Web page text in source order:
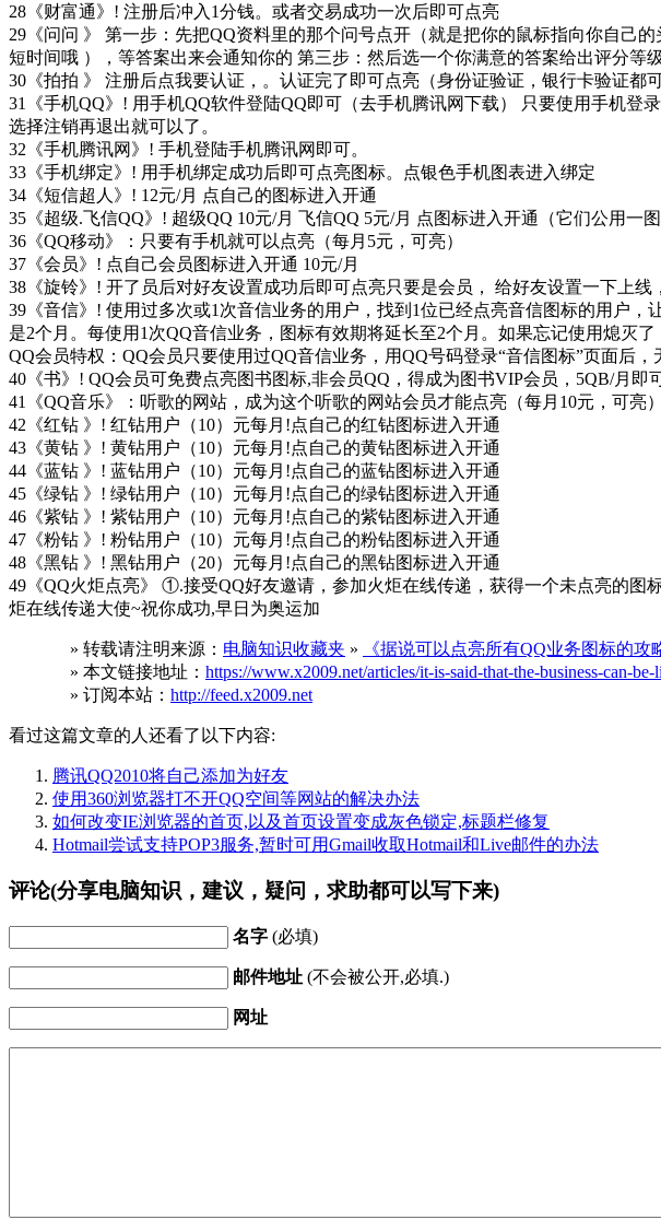
28《财富通》! 注册后冲入1分钱。或者交易成功一次后即可点亮
29《问问 》 第一步：先把QQ资料里的那个问号点开（就是把你的鼠标指向你自己
短时间哦 ），等答案出来会通知你的 第三步：然后选一个你满意的答案给出评分等
30《拍拍 》 注册后点我要认证，。认证完了即可点亮（身份证验证，银行卡验证
31《手机QQ》! 用手机QQ软件登陆QQ即可（去手机腾讯网下载） 只要使用手机
选择注销再退出就可以了。
32《手机腾讯网》! 手机登陆手机腾讯网即可。
33《手机绑定》! 用手机绑定成功后即可点亮图标。点银色手机图表进入绑定
34《短信超人》! 12元/月 点自己的图标进入开通
35《超级.飞信QQ》! 超级QQ 10元/月 飞信QQ 5元/月 点图标进入开通（它们公用一图
36《QQ移动》：只要有手机就可以点亮（每月5元，可亮）
37《会员》! 点自己会员图标进入开通 10元/月
38《旋铃》! 开了员后对好友设置成功后即可点亮只要是会员， 给好友设置一下上
39《音信》! 使用过多次或1次音信业务的用户，找到1位已经点亮音信图标的用户
是2个月。每使用1次QQ音信业务，图标有效期将延长至2个月。如果忘记使用熄灭了
QQ会员特权：QQ会员只要使用过QQ音信业务，用QQ号码登录“音信图标”页面后
40《书》! QQ会员可免费点亮图书图标,非会员QQ，得成为图书VIP会员，5QB/月
41《QQ音乐》：听歌的网站，成为这个听歌的网站会员才能点亮（每月10元，可亮）
42《红钻 》! 红钻用户（10）元每月!点自己的红钻图标进入开通
43《黄钻 》! 黄钻用户（10）元每月!点自己的黄钻图标进入开通
44《蓝钻 》! 蓝钻用户（10）元每月!点自己的蓝钻图标进入开通
45《绿钻 》! 绿钻用户（10）元每月!点自己的绿钻图标进入开通
46《紫钻 》! 紫钻用户（10）元每月!点自己的紫钻图标进入开通
47《粉钻 》! 粉钻用户（10）元每月!点自己的粉钻图标进入开通
48《黑钻 》! 黑钻用户（20）元每月!点自己的黑钻图标进入开通
49《QQ火炬点亮》 ①.接受QQ好友邀请，参加火炬在线传递，获得一个未点亮的
炬在线传递大使~祝你成功,早日为奥运加
» 转载请注明来源： 电脑知识收藏夹 »
《据说可以点亮所有QQ业务图标的攻
» 本文链接地址： https://www.x2009.net/articles/it-is-said-that-the-business-can-
» 订阅本站： http://feed.x2009.net
看过这篇文章的人还看了以下内容:
腾讯QQ2010将自己添加为好友
使用360浏览器打不开QQ空间等网站的解决办法
如何改变IE浏览器的首页,以及首页设置变成灰色锁定,标题栏修复
Hotmail尝试支持POP3服务,暂时可用Gmail收取Hotmail和Live邮件的办法
评论(分享电脑知识，建议，疑问，求助都可以写下来)
名字 (必填)
邮件地址 (不会被公开,必填.)
网址